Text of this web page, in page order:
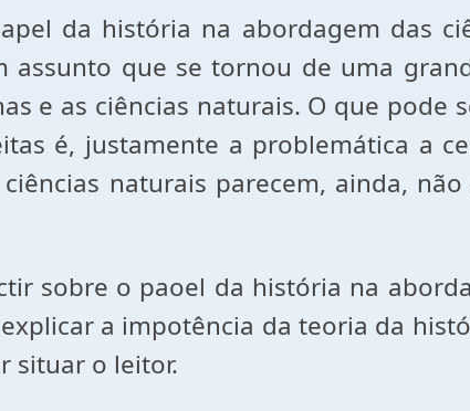
da história na abordagem das
assunto que se tornou de uma
e as ciências naturais. O que pode
é, justamente a problemática a
naturais parecem, ainda,
sobre o paoel da história na
a impotência da teoria da
situar o leitor.